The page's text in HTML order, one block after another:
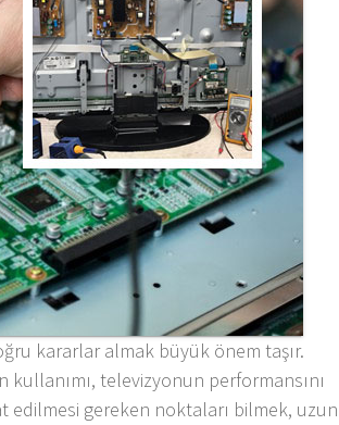
kararlar almak büyük önem taşır.
kullanımı, televizyonun performansını
gereken noktaları bilmek, uzun